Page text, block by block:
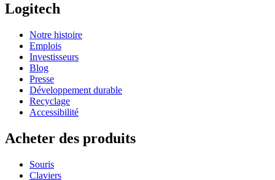
Logitech
Notre histoire
Emplois
Investisseurs
Blog
Presse
Développement durable
Recyclage
Accessibilité
Acheter des produits
Souris
Claviers